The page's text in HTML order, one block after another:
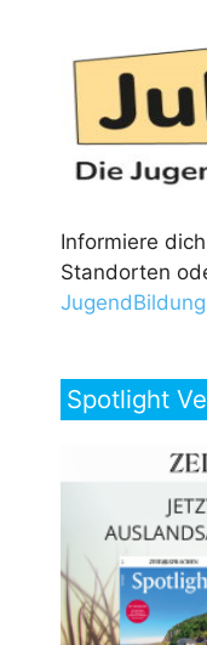
Informiere
Standorten
Spotlight